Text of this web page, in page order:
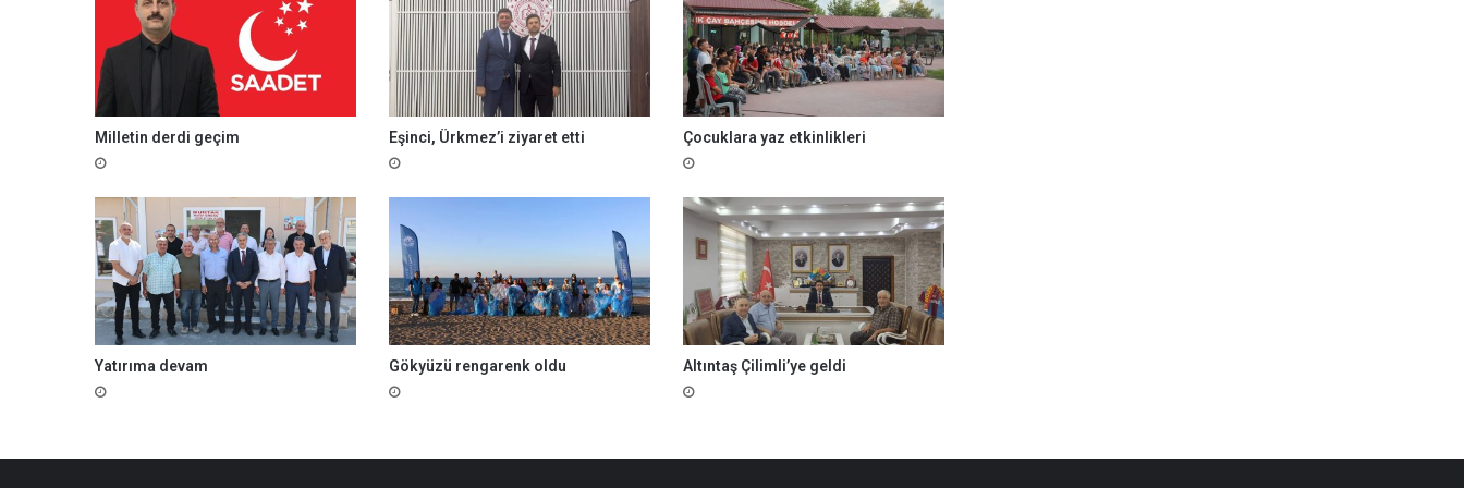
Milletin derdi geçim Eşinci, Ürkmez’i ziyaret etti Çocuklara yaz etkinlikleri
Yatırıma devam Gökyüzü rengarenk oldu Altıntaş Çilimli’ye geldi